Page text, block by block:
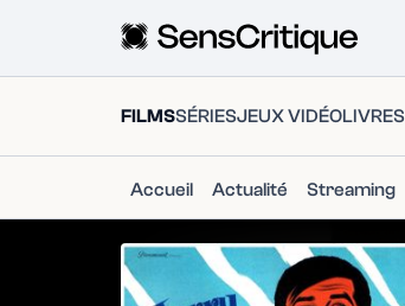
FILMSSÉRIESJEUX VIDÉOLIVRES
Accueil Actualité Streaming